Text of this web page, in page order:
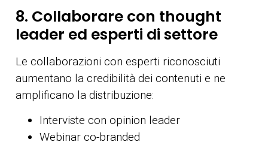
8. Collaborare con thought
leader ed esperti di settore
Le collaborazioni con esperti riconosciuti
aumentano la credibilità dei contenuti e ne
amplificano la distribuzione:
Interviste con opinion leader
Webinar co-branded